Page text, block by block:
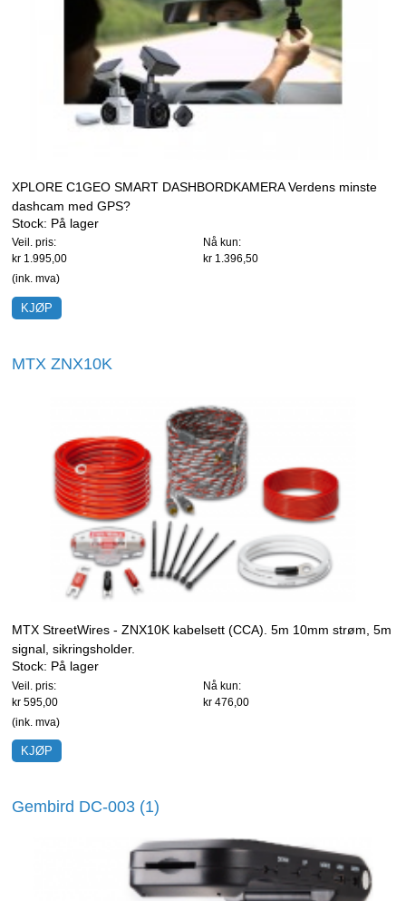
XPLORE C1GEO SMART DASHBORDKAMERA Verdens minste
dashcam med GPS?
Stock: På lager
Veil. pris:
kr 1.995,00
Nå kun:
kr 1.396,50
(ink. mva)
MTX ZNX10K
MTX StreetWires - ZNX10K kabelsett (CCA). 5m 10mm strøm, 5m
signal, sikringsholder.
Stock: På lager
Veil. pris:
kr 595,00
Nå kun:
kr 476,00
(ink. mva)
Gembird DC-003 (1)